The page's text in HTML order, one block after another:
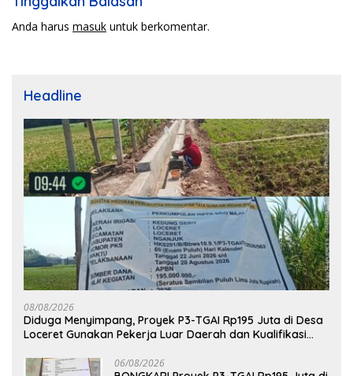
Anda harus masuk untuk berkomentar.
Headline
08/08/2026
Diduga Menyimpang, Proyek P3-TGAI Rp195 Juta di Desa
Loceret Gunakan Pekerja Luar Daerah dan Kualifikasi
06/08/2026